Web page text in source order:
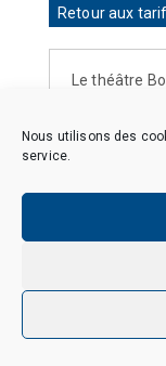
Nous utilisons des
service.
Retour aux
Le théâtre
Copyright ©